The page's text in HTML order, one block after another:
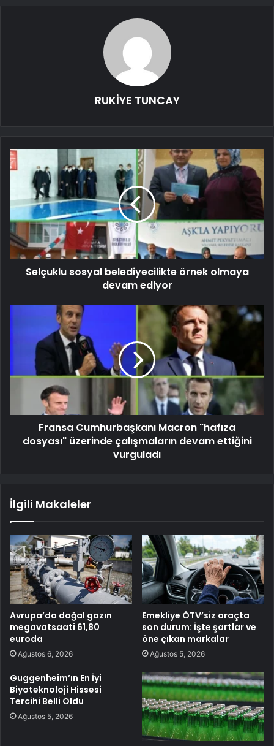
RUKİYE TUNCAY
Selçuklu sosyal belediyecilikte örnek olmaya
devam ediyor
Fransa Cumhurbaşkanı Macron "hafıza
dosyası" üzerinde çalışmaların devam ettiğini
vurguladı
İlgili Makaleler
Avrupa’da doğal gazın
megavatsaati 61,80
euroda
Ağustos 6, 2026
Emekliye ÖTV’siz araçta
son durum: İşte şartlar ve
öne çıkan markalar
Ağustos 5, 2026
Guggenheim’ın En İyi
Biyoteknoloji Hissesi
Tercihi Belli Oldu
Ağustos 5, 2026